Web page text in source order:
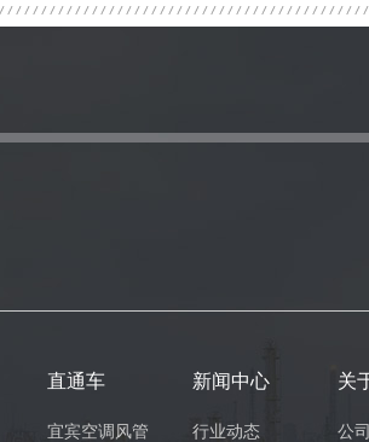
直通车
宜宾空调风管
新闻中心
行业动态
关
公